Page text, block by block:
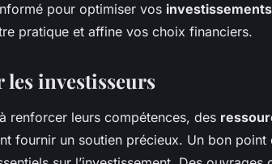
pour optimiser vos
pratique et affine vos choix financiers.
les investisseurs
renforcer leurs compétences, des
fournir un soutien précieux. Un bon point